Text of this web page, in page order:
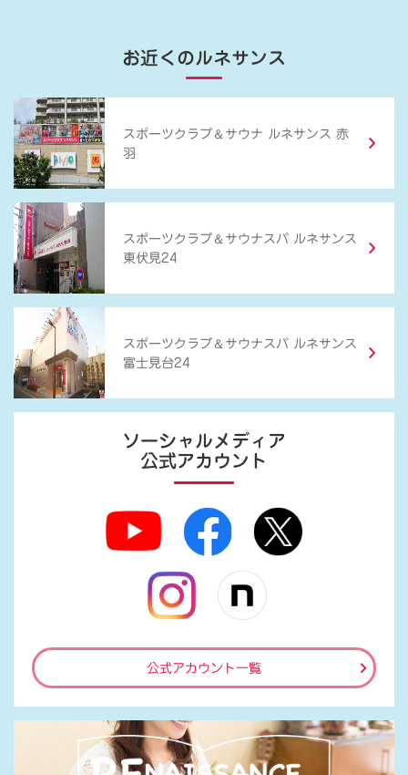
お近くのルネサンス
スポーツクラブ ＆ サウナ ルネサンス 赤
羽
スポーツクラブ ＆ サウナスパ ルネサンス
東伏見24
スポーツクラブ ＆ サウナスパ ルネサンス
富士見台24
ソーシャルメディア
公式アカウント
公式アカウント一覧